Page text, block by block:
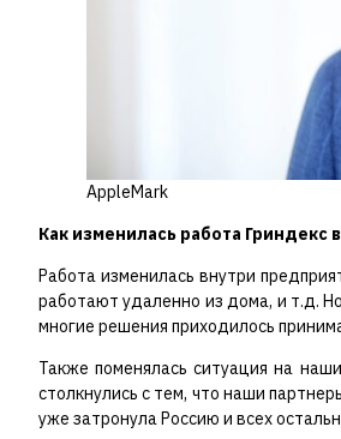
AppleMark
Как изменилась работа Гриндекс
Работа изменилась внутри
работают удаленно из дома, и т.д.
многие решения приходилось
Также поменялась ситуация на
столкнулись с тем, что наши
уже затронула Россию и всех